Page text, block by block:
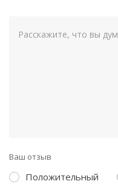
Ваш отзыв
Положительный